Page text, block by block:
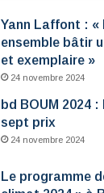
Yann Laffont : «
ensemble bâtir
et exemplaire »
24 novembre 2024
bd BOUM 2024
sept prix
24 novembre 2024
Le programme